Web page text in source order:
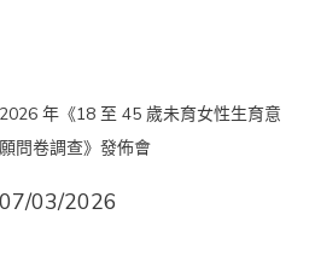
2026 年《18 至 45 歲未育女性生育意
願問卷調查》發佈會
07/03/2026